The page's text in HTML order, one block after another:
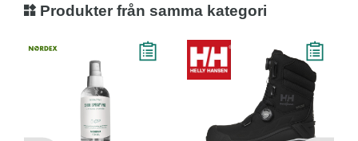
Produkter från samma kategori